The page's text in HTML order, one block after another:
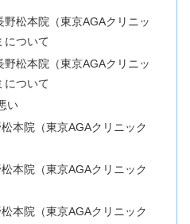
松本院（東京AGAクリニッ
について
松本院（東京AGAクリニッ
について
い
本院（東京AGAクリニック
本院（東京AGAクリニック
本院（東京AGAクリニック